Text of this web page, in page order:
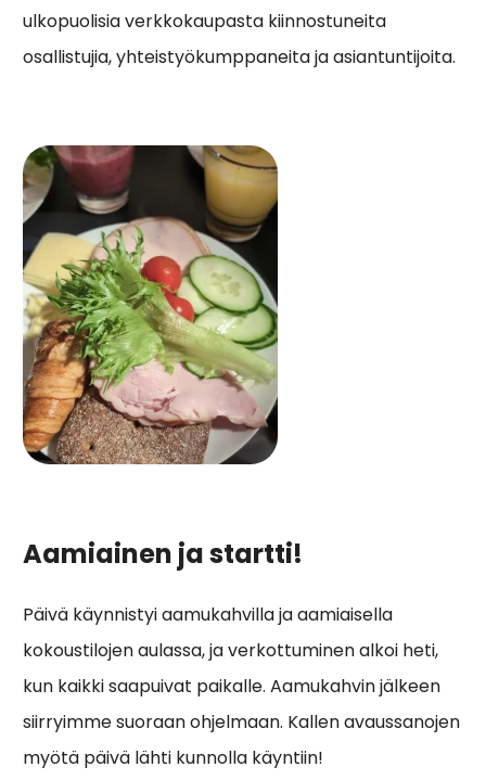
ulkopuolisia verkkokaupasta kiinnostuneita
osallistujia, yhteistyökumppaneita ja asiantuntijoita.
Aamiainen ja startti!
Päivä käynnistyi aamukahvilla ja aamiaisella
kokoustilojen aulassa, ja verkottuminen alkoi heti,
kun kaikki saapuivat paikalle. Aamukahvin jälkeen
siirryimme suoraan ohjelmaan. Kallen avaussanojen
myötä päivä lähti kunnolla käyntiin!